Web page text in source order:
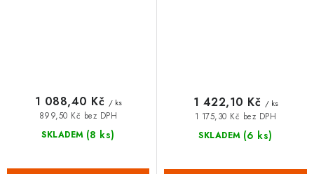
SKLADEM (8 ks)
899,50 Kč bez DPH
1 088,40 Kč / ks
SKLADEM (6 ks)
1 175,30 Kč bez DPH
1 422,10 Kč / ks